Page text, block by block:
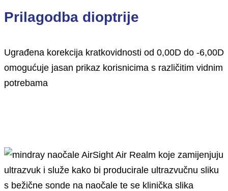
Prilagodba dioptrije
Ugrađena korekcija kratkovidnosti od 0,00D do -6,00D
omogućuje jasan prikaz korisnicima s različitim vidnim
potrebama